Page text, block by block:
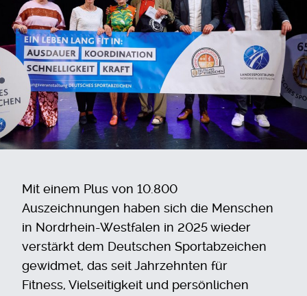
Mit einem Plus von 10.800
Auszeichnungen haben sich die Menschen
in Nordrhein-Westfalen in 2025 wieder
verstärkt dem Deutschen Sportabzeichen
gewidmet, das seit Jahrzehnten für
Fitness, Vielseitigkeit und persönlichen